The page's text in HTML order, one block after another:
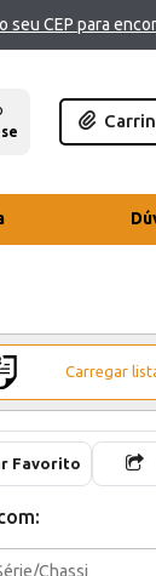
seu CEP para
Carregar
Favorito